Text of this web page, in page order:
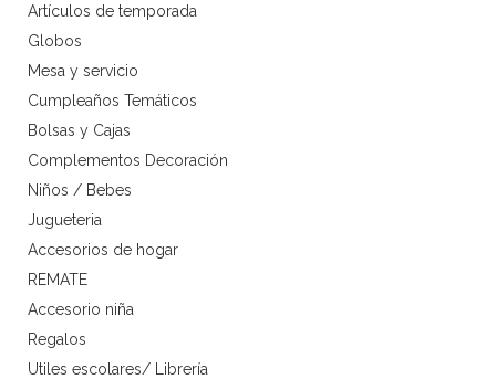
Artículos de temporada
Globos
Mesa y servicio
Cumpleaños Temáticos
Bolsas y Cajas
Complementos Decoración
Niños / Bebes
Jugueteria
Accesorios de hogar
REMATE
Accesorio niña
Regalos
Utiles escolares/ Librería